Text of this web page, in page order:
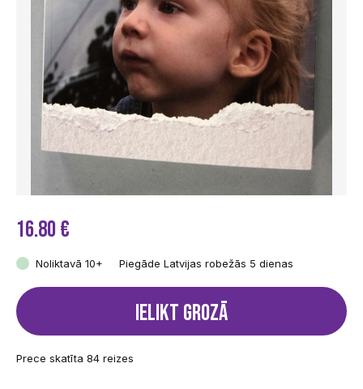
16.80 €
Noliktavā 10+ Piegāde Latvijas robežās 5 dienas
Ielikt grozā
Prece skatīta 84 reizes